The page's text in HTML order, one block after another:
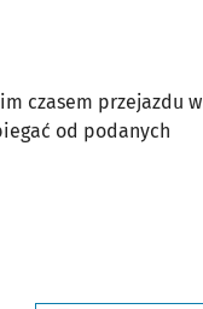
czasem przejazdu w
od podanych